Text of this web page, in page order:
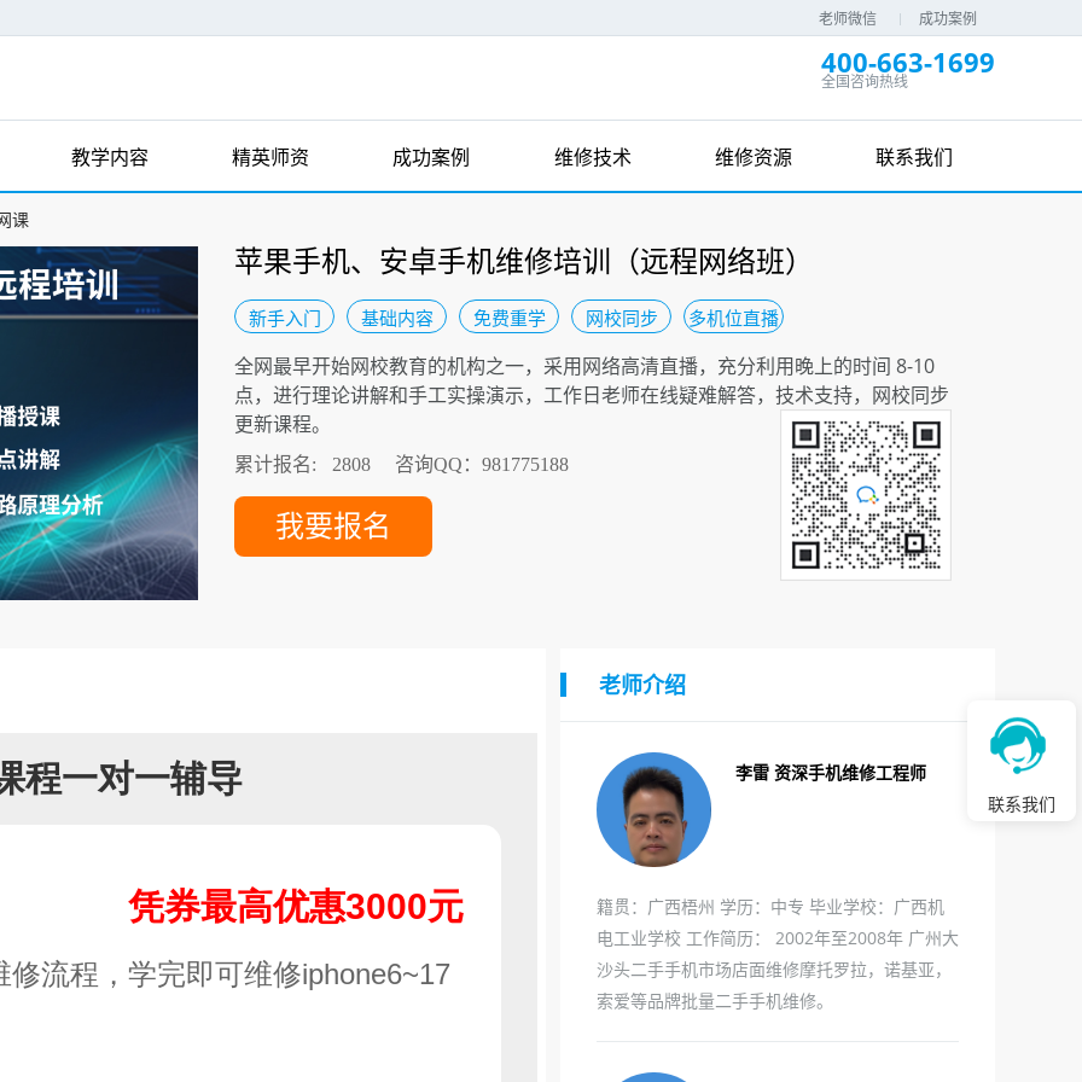
老师微信 成功案例
400-663-1699
全国咨询热线
教学内容 精英师资 成功案例 维修技术 维修资源 联系我们
课
苹果手机、安卓手机维修培训（远程网络班）
新手入门 基础内容 免费重学 网校同步 多机位直播
全网最早开始网校教育的机构之一，采用网络高清直播，充分利用晚上的时间 8-10
点，进行理论讲解和手工实操演示，工作日老师在线疑难解答，技术支持，网校同步
更新课程。
累计报名: 2808 咨询QQ：981775188
我要报名
老师介绍
李雷 资深手机维修工程师
籍贯：广西梧州 学历：中专 毕业学校：广西机
电工业学校 工作简历： 2002年至2008年 广州大
沙头二手手机市场店面维修摩托罗拉，诺基亚，
索爱等品牌批量二手手机维修。
联系我们